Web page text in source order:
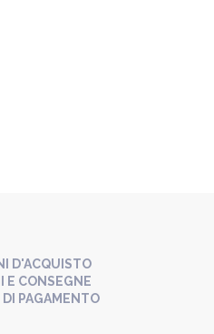
D'ACQUISTO
E CONSEGNE
PAGAMENTO